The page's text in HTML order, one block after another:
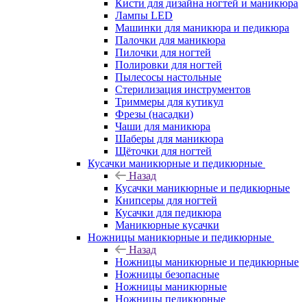
Кисти для дизайна ногтей и маникюра
Лампы LED
Машинки для маникюра и педикюра
Палочки для маникюра
Пилочки для ногтей
Полировки для ногтей
Пылесосы настольные
Стерилизация инструментов
Триммеры для кутикул
Фрезы (насадки)
Чаши для маникюра
Шаберы для маникюра
Щёточки для ногтей
Кусачки маникюрные и педикюрные
Назад
Кусачки маникюрные и педикюрные
Книпсеры для ногтей
Кусачки для педикюра
Маникюрные кусачки
Ножницы маникюрные и педикюрные
Назад
Ножницы маникюрные и педикюрные
Ножницы безопасные
Ножницы маникюрные
Ножницы педикюрные